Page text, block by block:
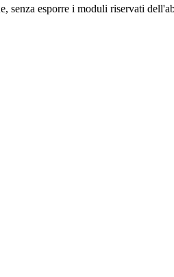
senza esporre i moduli riservati